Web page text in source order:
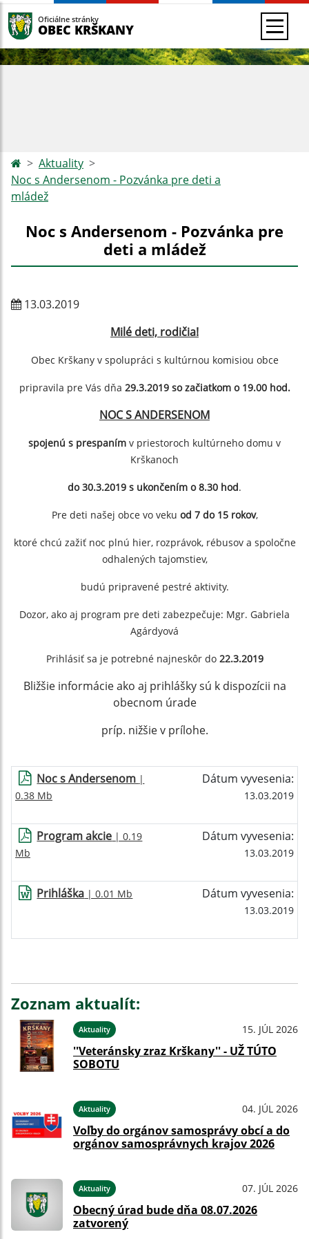
Oficiálne stránky
OBEC KRŠKANY
Aktuality
Noc s Andersenom - Pozvánka pre deti a
mládež
Noc s Andersenom - Pozvánka pre
deti a mládež
13.03.2019
Milé deti, rodičia!
Obec Krškany v spolupráci s kultúrnou komisiou obce
pripravila pre Vás dňa 29.3.2019 so začiatkom o 19.00 hod.
NOC S ANDERSENOM
spojenú s prespaním v priestoroch kultúrneho domu v
Krškanoch
do 30.3.2019 s ukončením o 8.30 hod.
Pre deti našej obce vo veku od 7 do 15 rokov,
ktoré chcú zažiť noc plnú hier, rozprávok, rébusov a spoločne
odhalených tajomstiev,
budú pripravené pestré aktivity.
Dozor, ako aj program pre deti zabezpečuje: Mgr. Gabriela
Agárdyová
Prihlásiť sa je potrebné najneskôr do 22.3.2019
Bližšie informácie ako aj prihlášky sú k dispozícii na
obecnom úrade
príp. nižšie v prílohe.
Noc s Andersenom |
0.38 Mb
Dátum vyvesenia:
13.03.2019
Program akcie | 0.19
Mb
Dátum vyvesenia:
13.03.2019
Prihláška | 0.01 Mb Dátum vyvesenia:
13.03.2019
Zoznam aktualít:
Aktuality 15. JÚL 2026
''Veteránsky zraz Krškany'' - UŽ TÚTO
SOBOTU
Aktuality 04. JÚL 2026
Voľby do orgánov samosprávy obcí a do
orgánov samosprávnych krajov 2026
Aktuality 07. JÚL 2026
Obecný úrad bude dňa 08.07.2026
zatvorený